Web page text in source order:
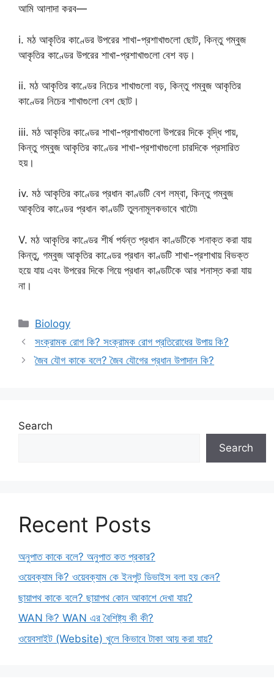
আমি আলাদা করব—
i. মঠ আকৃতির কাণ্ডের উপরের শাখা-প্রশাখাগুলো ছোট, কিন্তু গম্বুজ
আকৃতির কাণ্ডের উপরের শাখা-প্রশাখাগুলো বেশ বড়।
ii. মঠ আকৃতির কাণ্ডের নিচের শাখাগুলো বড়, কিন্তু গম্বুজ আকৃতির
কাণ্ডের নিচের শাখাগুলো বেশ ছোট।
iii. মঠ আকৃতির কাণ্ডের শাখা-প্রশাখাগুলো উপরের দিকে বৃদ্ধি পায়,
কিন্তু গম্বুজ আকৃতির কাণ্ডের শাখা-প্রশাখাগুলো চারদিকে প্রসারিত
হয়।
iv. মঠ আকৃতির কাণ্ডের প্রধান কাণ্ডটি বেশ লম্বা, কিন্তু গম্বুজ
আকৃতির কাণ্ডের প্রধান কাণ্ডটি তুলনামূলকভাবে খাটো৷
V. মঠ আকৃতির কাণ্ডের শীর্ষ পর্যন্ত প্রধান কাণ্ডটিকে শনাক্ত করা যায়
কিন্তু, গম্বুজ আকৃতির কাণ্ডের প্রধান কাণ্ডটি শাখা-প্রশাখায় বিভক্ত
হয়ে যায় এবং উপরের দিকে গিয়ে প্রধান কাণ্ডটিকে আর শনাস্ত করা যায়
না।
Categories
Biology
সংক্রামক রোগ কি? সংক্রামক রোগ প্রতিরোধের উপায় কি?
জৈব যৌগ কাকে বলে? জৈব যৌগের প্রধান উপাদান কি?
Search
Search
Recent Posts
অনুপাত কাকে বলে? অনুপাত কত প্রকার?
ওয়েবক্যাম কি? ওয়েবক্যাম কে ইনপুট ডিভাইস বলা হয় কেন?
ছায়াপথ কাকে বলে? ছায়াপথ কোন আকাশে দেখা যায়?
WAN কি? WAN এর বৈশিষ্ট্য কী কী?
ওয়েবসাইট (Website) খুলে কিভাবে টাকা আয় করা যায়?